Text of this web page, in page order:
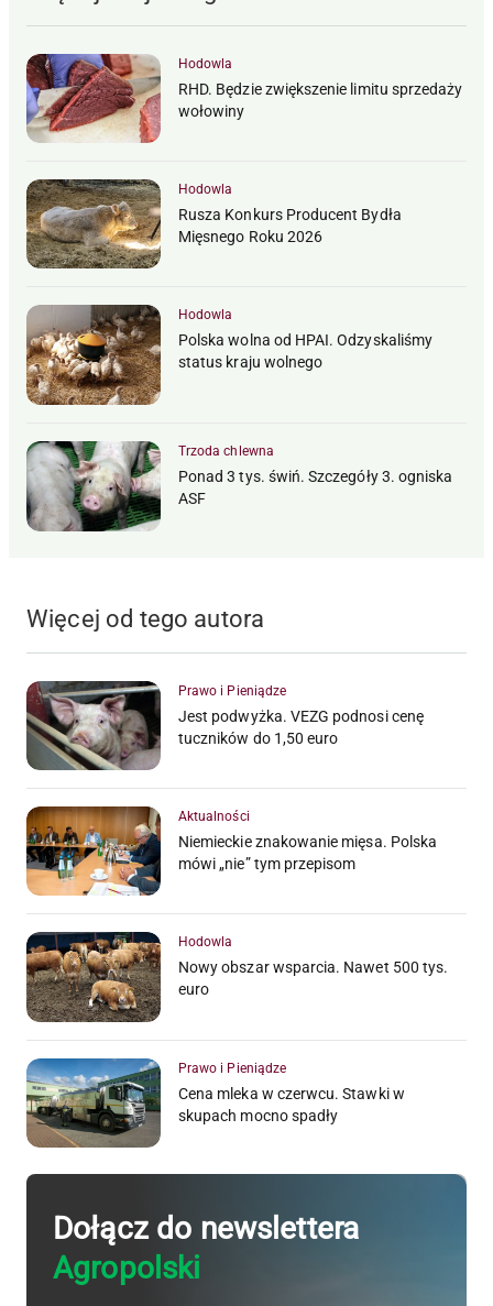
Hodowla
RHD. Będzie zwiększenie limitu sprzedaży
wołowiny
Hodowla
Rusza Konkurs Producent Bydła
Mięsnego Roku 2026
Hodowla
Polska wolna od HPAI. Odzyskaliśmy
status kraju wolnego
Trzoda chlewna
Ponad 3 tys. świń. Szczegóły 3. ogniska
ASF
Więcej od tego autora
Prawo i Pieniądze
Jest podwyżka. VEZG podnosi cenę
tuczników do 1,50 euro
Aktualności
Niemieckie znakowanie mięsa. Polska
mówi „nie” tym przepisom
Hodowla
Nowy obszar wsparcia. Nawet 500 tys.
euro
Prawo i Pieniądze
Cena mleka w czerwcu. Stawki w
skupach mocno spadły
Dołącz do newslettera
Agropolski